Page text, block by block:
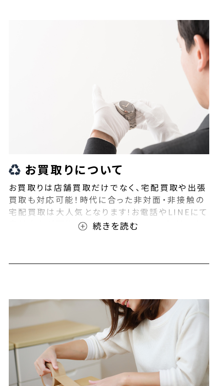
お買取りについて
お買取りは店舗買取だけでなく、宅配買取や出張
買取も対応可能！時代に合った非対面・非接触の
宅配買取は大人気となります!お電話やLINEにて
事前査定が可能となっております！また無料の宅